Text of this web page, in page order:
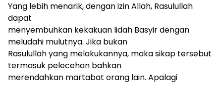
Yang lebih menarik, dengan izin Allah, Rasulullah
dapat
menyembuhkan kekakuan lidah Basyir dengan
meludahi mulutnya. Jika bukan
Rasulullah yang melakukannya, maka sikap tersebut
termasuk pelecehan bahkan
merendahkan martabat orang lain. Apalagi